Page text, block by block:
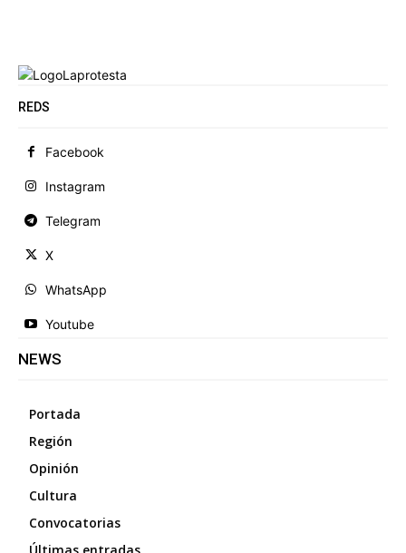
REDS
Facebook
Instagram
Telegram
X
WhatsApp
Youtube
NEWS
Portada
Región
Opinión
Cultura
Convocatorias